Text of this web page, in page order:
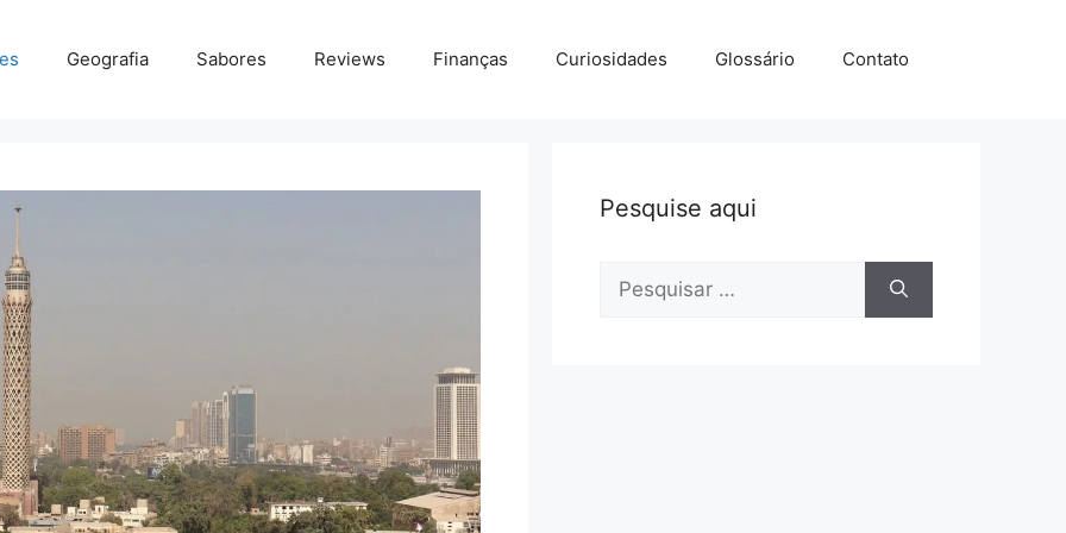
Geografia Sabores Reviews Finanças Curiosidades Glossário Contato
Pesquise aqui
Pesquisar